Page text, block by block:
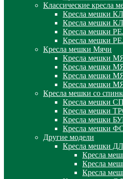
Классические кресла
Кресла мешки
Кресла мешки
Креслa мешки
Креслa мешки
Кресла мешки Мячи
Кресла мешки
Кресла мешки
Кресла мешки
Кресла мешки
Кресла мешки со
Кресла мешки
Кресла мешки
Кресла мешки
Кресла мешки
Другие модели
Кресла мешки
Кресла
Кресла
Кресла